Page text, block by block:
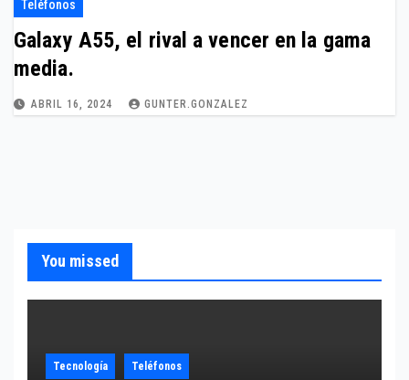
Teléfonos
Galaxy A55, el rival a vencer en la gama
media.
ABRIL 16, 2024 GUNTER.GONZALEZ
You missed
Tecnología Teléfonos